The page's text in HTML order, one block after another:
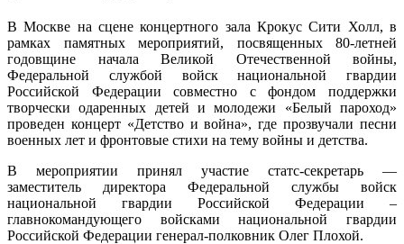
В Москве на сцене концертного зала Крокус Сити Холл, в
рамках памятных мероприятий, посвященных 80-летней
годовщине начала Великой Отечественной войны,
Федеральной службой войск национальной гвардии
Российской Федерации совместно с фондом поддержки
творчески одаренных детей и молодежи «Белый пароход»
проведен концерт «Детство и война», где прозвучали песни
военных лет и фронтовые стихи на тему войны и детства.
В мероприятии принял участие статс-секретарь —
заместитель директора Федеральной службы войск
национальной гвардии Российской Федерации –
главнокомандующего войсками национальной гвардии
Российской Федерации генерал-полковник Олег Плохой.